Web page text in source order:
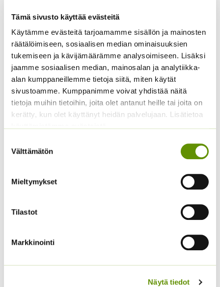
Tämä sivusto käyttää evästeitä
Käytämme evästeitä tarjoamamme sisällön ja mainosten
räätälöimiseen, sosiaalisen median ominaisuuksien
tukemiseen ja kävijämäärämme analysoimiseen. Lisäksi
jaamme sosiaalisen median, mainosalan ja analytiikka-
alan kumppaneillemme tietoja siitä, miten käytät
sivustoamme. Kumppanimme voivat yhdistää näitä
tietoja muihin tietoihin, joita olet antanut heille tai joita on
kerätty, kun olet käyttänyt heidän palvelujaan. Lisätietoa
valinta
Välttämätön
Mieltymykset
Tilastot
Markkinointi
Näytä tiedot
Keltakosmoskukka
Cosmic mix.
ALE!
4,20€
Alkuperäinen
oli:
3,20€Nykyinen
Sisältää
Punakosmoskukka
Sperli’s Mix Dreams
5,20 Sisältää arvonlisäveron
Tails’
Kukontöyhtö New Look